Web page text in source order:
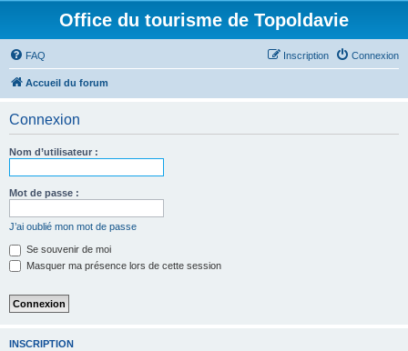
Office du tourisme de Topoldavie
FAQ Connexion
Inscription
Accueil du forum
Connexion
Nom d’utilisateur :
Mot de passe :
J’ai oublié mon mot de passe
Se souvenir de moi
Masquer ma présence lors de cette session
INSCRIPTION